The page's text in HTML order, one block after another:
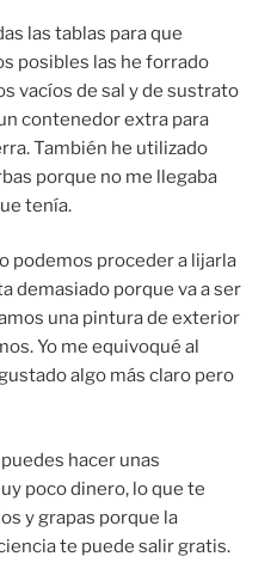
las tablas para que
posibles las he forrado
vacíos de sal y de sustrato
contenedor extra para
También he utilizado
porque no me llegaba
tenía.
podemos proceder a lijarla
demasiado porque va a ser
una pintura de exterior
Yo me equivoqué al
algo más claro pero
hacer unas
poco dinero, lo que te
y grapas porque la
te puede salir gratis.